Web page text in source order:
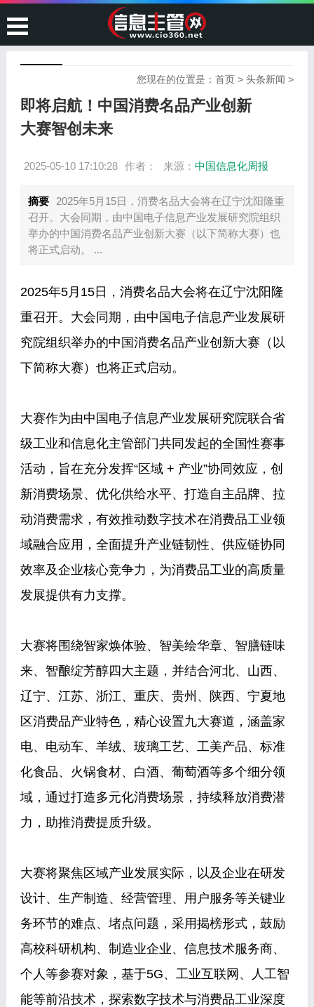
您现在的位置是：首页 >头条新闻 >
​即将启航！中国消费名品产业创新
大赛智创未来
2025-05-10 17:10:28 作者： 来源： 中国信息化周报
摘要
2025年5月15日，消费名品大会将在辽宁沈阳隆重
召开。大会同期，由中国电子信息产业发展研究院组织
举办的中国消费名品产业创新大赛（以下简称大赛）也
将正式启动。 ...
2025年5月15日，消费名品大会将在辽宁沈阳隆
重召开。大会同期，由中国电子信息产业发展研
究院组织举办的中国消费名品产业创新大赛（以
下简称大赛）也将正式启动。
大赛作为由中国电子信息产业发展研究院联合省
级工业和信息化主管部门共同发起的全国性赛事
活动，旨在充分发挥“区域 + 产业”协同效应，创
新消费场景、优化供给水平、打造自主品牌、拉
动消费需求，有效推动数字技术在消费品工业领
域融合应用，全面提升产业链韧性、供应链协同
效率及企业核心竞争力，为消费品工业的高质量
发展提供有力支撑。
大赛将围绕智家焕体验、智美绘华章、智膳链味
来、智酿绽芳醇四大主题，并结合河北、山西、
辽宁、江苏、浙江、重庆、贵州、陕西、宁夏地
区消费品产业特色，精心设置九大赛道，涵盖家
电、电动车、羊绒、玻璃工艺、工美产品、标准
化食品、火锅食材、白酒、葡萄酒等多个细分领
域，通过打造多元化消费场景，持续释放消费潜
力，助推消费提质升级。
大赛将聚焦区域产业发展实际，以及企业在研发
设计、生产制造、经营管理、用户服务等关键业
务环节的难点、堵点问题，采用揭榜形式，鼓励
高校科研机构、制造业企业、信息技术服务商、
个人等参赛对象，基于5G、工业互联网、人工智
能等前沿技术，探索数字技术与消费品工业深度